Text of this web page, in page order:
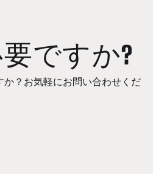
ですか?
か？お気軽にお問い合わせくだ